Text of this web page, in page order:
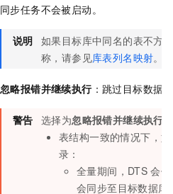
同步任务不会被启动。
说明 如果目标库中同名的表不方
称，请参见库表列名映射。
忽略报错并继续执行：跳过目标数据
警告 选择为忽略报错并继续执行
表结构一致的情况下，
录：
全量期间，DTS 会
会同步至目标数据库